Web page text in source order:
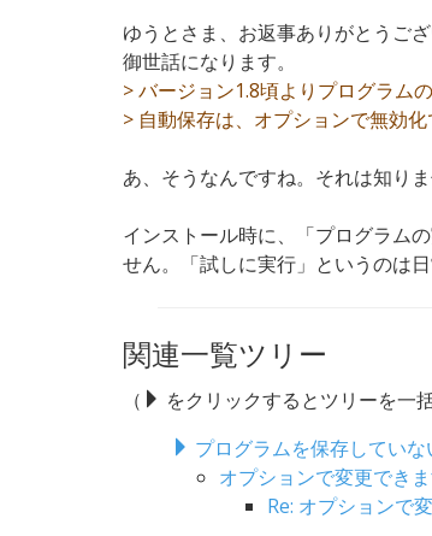
ゆうとさま、お返事ありがとうござ
御世話になります。
> バージョン1.8頃よりプログラム
> 自動保存は、オプションで無効
あ、そうなんですね。それは知りま
インストール時に、「プログラム
せん。「試しに実行」というのは
関連一覧ツリー
（
をクリックするとツリーを一
プログラムを保存してい
オプションで変更でき
Re: オプションで